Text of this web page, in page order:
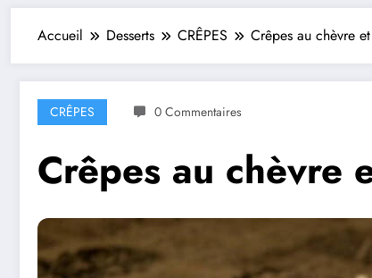
Accueil Desserts CRÊPES Crêpes au chèvre
CRÊPES 0 Commentaires
Crêpes au chèvre